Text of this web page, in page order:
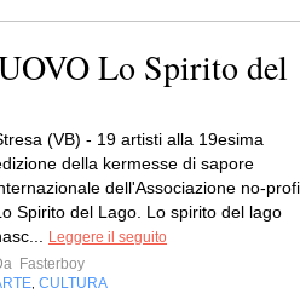
Lo Spirito del
(VB) - 19 artisti alla 19esima
della kermesse di sapore
dell'Associazione no-
Spirito del Lago. Lo spirito del lago
Leggere il seguito
Fasterboy
CULTURA